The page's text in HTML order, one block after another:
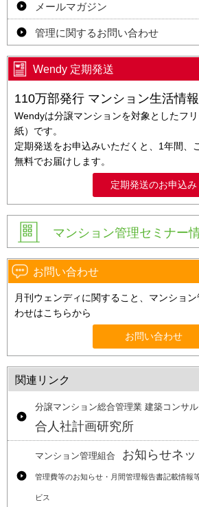
メールマガジン
管理に関するお問い合わせ
Wendy 定期発送
110万部発行 マンション生活情
Wendyは分譲マンションを対象としたフ
紙）です。
定期発送をお申込みいただくと、1年間、
無料でお届けします。
定期発送のお申込み
マンション管理セミナー
お問い合わせ
月刊ウェンディに関すること、マンショ
わせはこちらから
お問い合わせ
関連リンク
分譲マンション総合管理業 建築コンサル
合人社計画研究所
マンション管理組合 お知らせネッ
管理費等のお知らせ・月間管理報告書記載情報
ビス